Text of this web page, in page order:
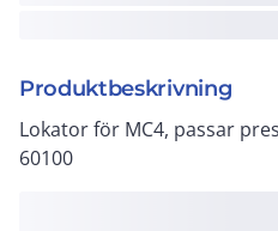
Produktbeskrivning
Lokator för MC4, passar
60100